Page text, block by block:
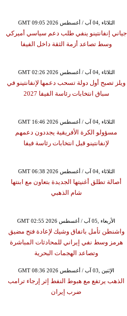
GMT 09:05 2026 الثلاثاء ,04 آب / أغسطس
جياني إنفانتينو ينفي طلب دعم سياسي أميركي
وسط تصاعد أزمة الثقة داخل الفيفا
GMT 02:26 2026 الثلاثاء ,04 آب / أغسطس
ويلز تصبح أول دولة تسحب دعمها لإنفانتينو في
سباق انتخابات رئاسة الفيفا 2027
GMT 16:46 2026 الثلاثاء ,04 آب / أغسطس
مسؤولو الكرة الأفريقية يجددون دعمهم
لإنفانتينو قبل انتخابات رئاسة فيفا
GMT 06:38 2026 الثلاثاء ,04 آب / أغسطس
أصالة تطلق أغنيتها الجديدة بتعاون مع ابنتها
شام الذهبي
GMT 02:55 2026 الأربعاء ,05 آب / أغسطس
واشنطن تأمل باتفاق وشيك لإعادة فتح مضيق
هرمز وسط نفي إيراني للمحادثات المباشرة
وتصاعد الهجمات البحرية
GMT 08:36 2026 الإثنين ,03 آب / أغسطس
الذهب يرتفع مع هبوط النفط إثر إرجاء ترامب
ضرب إيران